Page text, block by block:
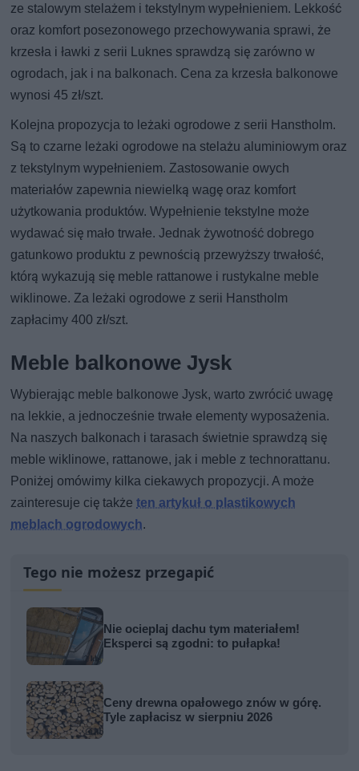
ze stalowym stelażem i tekstylnym wypełnieniem. Lekkość
oraz komfort posezonowego przechowywania sprawi, że
krzesła i ławki z serii Luknes sprawdzą się zarówno w
ogrodach, jak i na balkonach. Cena za krzesła balkonowe
wynosi 45 zł/szt.
Kolejna propozycja to leżaki ogrodowe z serii Hanstholm.
Są to czarne leżaki ogrodowe na stelażu aluminiowym oraz
z tekstylnym wypełnieniem. Zastosowanie owych
materiałów zapewnia niewielką wagę oraz komfort
użytkowania produktów. Wypełnienie tekstylne może
wydawać się mało trwałe. Jednak żywotność dobrego
gatunkowo produktu z pewnością przewyższy trwałość,
którą wykazują się meble rattanowe i rustykalne meble
wiklinowe. Za leżaki ogrodowe z serii Hanstholm
zapłacimy 400 zł/szt.
Meble balkonowe Jysk
Wybierając meble balkonowe Jysk, warto zwrócić uwagę
na lekkie, a jednocześnie trwałe elementy wyposażenia.
Na naszych balkonach i tarasach świetnie sprawdzą się
meble wiklinowe, rattanowe, jak i meble z technorattanu.
Poniżej omówimy kilka ciekawych propozycji. A może
zainteresuje cię takżeten artykuł o plastikowych
meblach ogrodowych.
Tego nie możesz przegapić
Nie ocieplaj dachu tym materiałem!
Eksperci są zgodni: to pułapka!
Ceny drewna opałowego znów w górę.
Tyle zapłacisz w sierpniu 2026